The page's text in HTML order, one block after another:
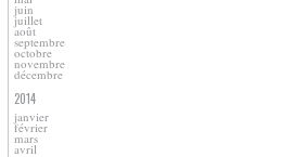
juin
juillet
août
septembre
octobre
novembre
décembre
2014
janvier
février
mars
avril